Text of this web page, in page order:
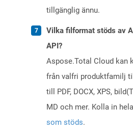
tillgänglig ännu.
Vilka filformat stöds av
API?
Aspose.Total Cloud kan
från valfri produktfamilj
till PDF, DOCX, XPS,
MD och mer. Kolla in
som stöds.